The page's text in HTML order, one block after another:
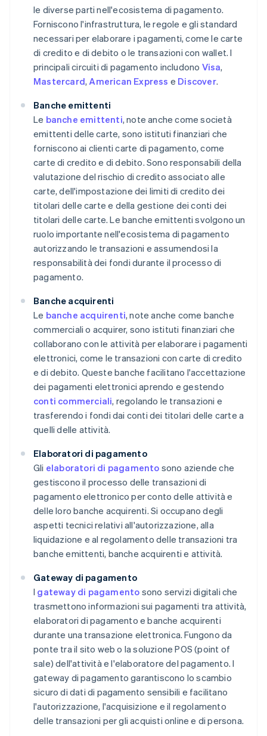
le diverse parti nell'ecosistema di pagamento.
Forniscono l'infrastruttura, le regole e gli standard
necessari per elaborare i pagamenti, come le carte
di credito e di debito o le transazioni con wallet. I
principali circuiti di pagamento includono Visa,
Mastercard,American Express e Discover.
Banche emittenti
Le banche emittenti, note anche come società
emittenti delle carte, sono istituti finanziari che
forniscono ai clienti carte di pagamento, come
carte di credito e di debito. Sono responsabili della
valutazione del rischio di credito associato alle
carte, dell'impostazione dei limiti di credito dei
titolari delle carte e della gestione dei conti dei
titolari delle carte. Le banche emittenti svolgono un
ruolo importante nell'ecosistema di pagamento
autorizzando le transazioni e assumendosi la
responsabilità dei fondi durante il processo di
pagamento.
Banche acquirenti
Le banche acquirenti, note anche come banche
commerciali o acquirer, sono istituti finanziari che
collaborano con le attività per elaborare i pagamenti
elettronici, come le transazioni con carte di credito
e di debito. Queste banche facilitano l'accettazione
dei pagamenti elettronici aprendo e gestendo
conti commerciali, regolando le transazioni e
trasferendo i fondi dai conti dei titolari delle carte a
quelli delle attività.
Elaboratori di pagamento
Gli elaboratori di pagamento sono aziende che
gestiscono il processo delle transazioni di
pagamento elettronico per conto delle attività e
delle loro banche acquirenti. Si occupano degli
aspetti tecnici relativi all'autorizzazione, alla
liquidazione e al regolamento delle transazioni tra
banche emittenti, banche acquirenti e attività.
Gateway di pagamento
I gateway di pagamento sono servizi digitali che
trasmettono informazioni sui pagamenti tra attività,
elaboratori di pagamento e banche acquirenti
durante una transazione elettronica. Fungono da
ponte tra il sito web o la soluzione POS (point of
sale) dell'attività e l'elaboratore del pagamento. I
gateway di pagamento garantiscono lo scambio
sicuro di dati di pagamento sensibili e facilitano
l'autorizzazione, l'acquisizione e il regolamento
delle transazioni per gli acquisti online e di persona.